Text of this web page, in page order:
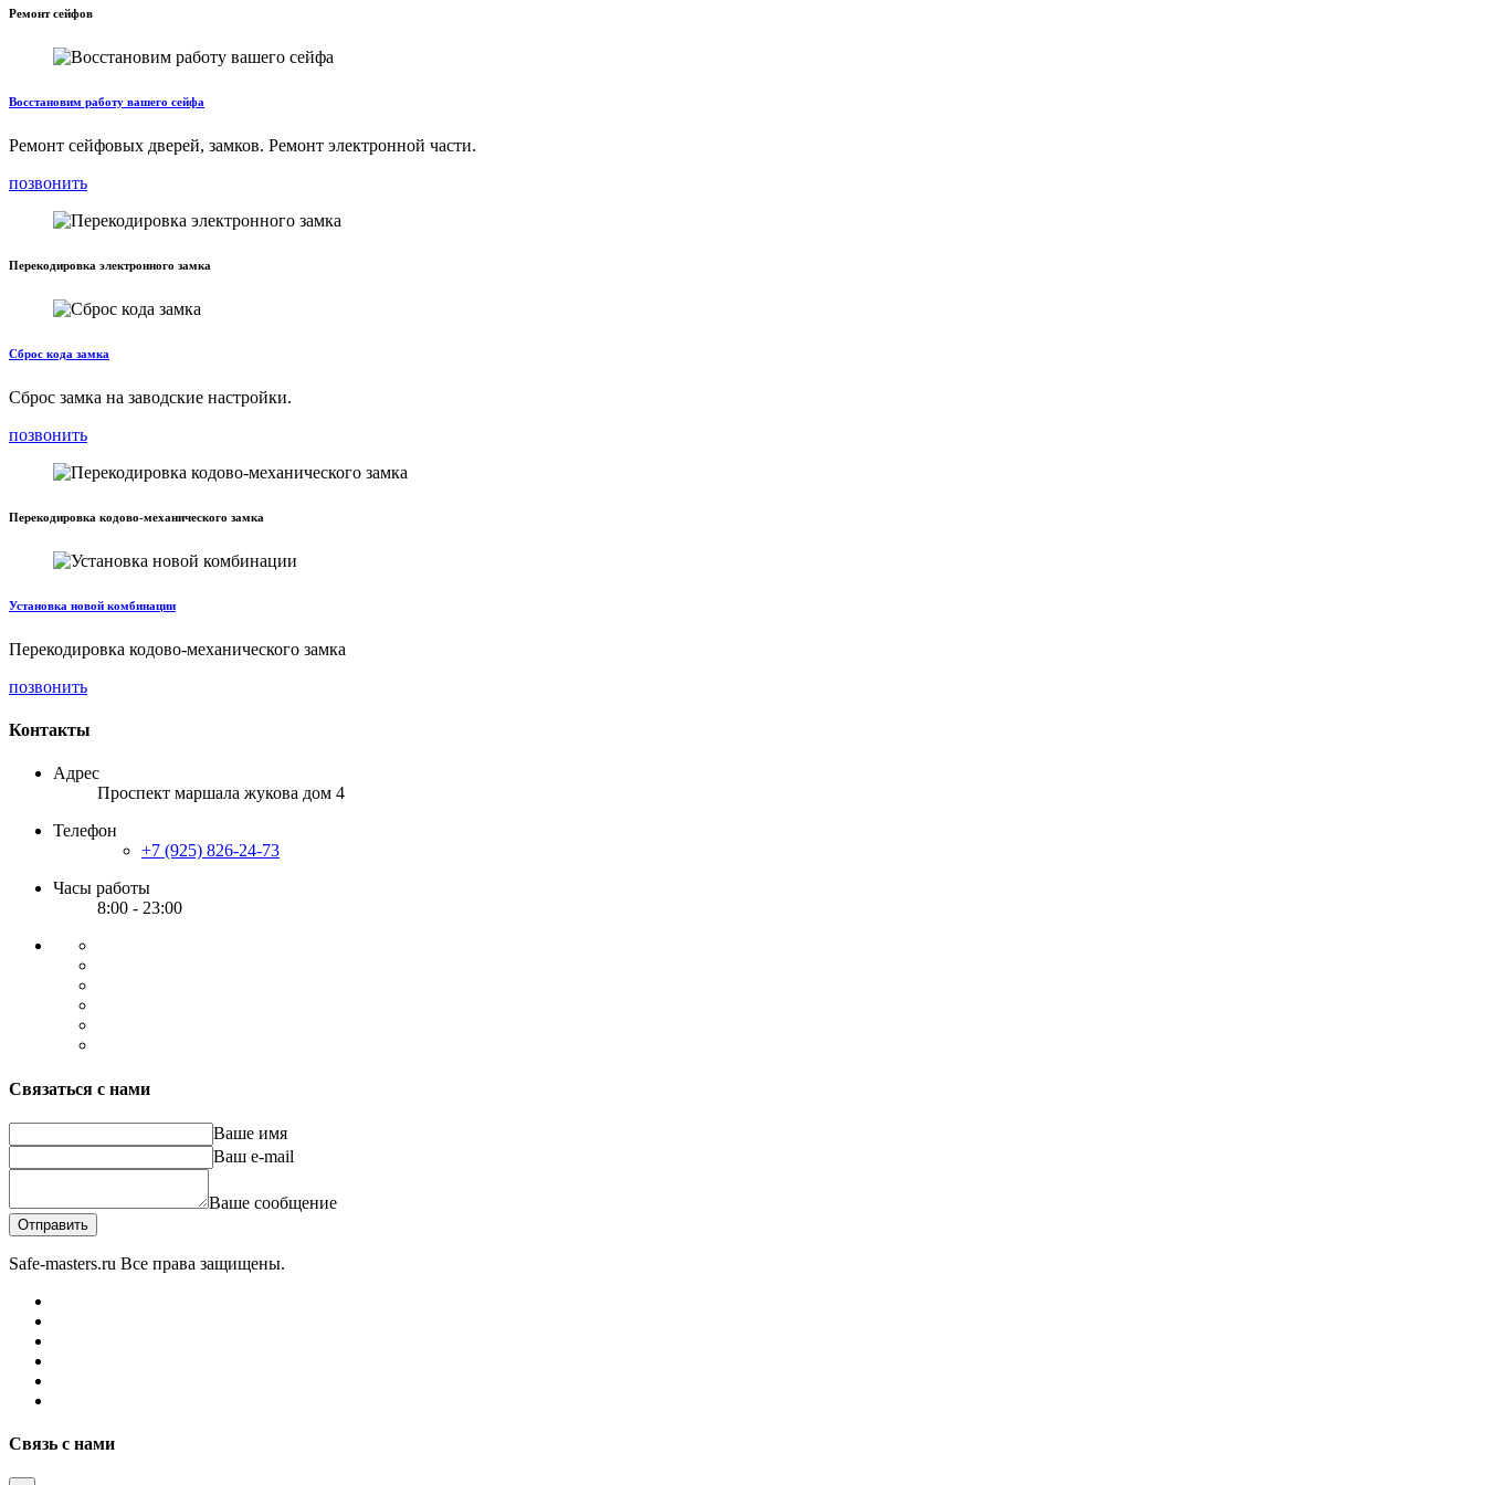
Ремонт сейфов
Восстановим работу вашего сейфа
Ремонт сейфовых дверей, замков. Ремонт электронной части.
позвонить
Перекодировка электронного замка
Сброс кода замка
Сброс замка на заводские настройки.
позвонить
Перекодировка кодово-механического замка
Установка новой комбинации
Перекодировка кодово-механического замка
позвонить
Контакты
Адрес
Проспект маршала жукова дом 4
Телефон
+7 (925) 826-24-73
Часы работы
8:00 - 23:00
Связаться с нами
Ваше имя
Ваш e-mail
Ваше сообщение
Отправить
Safe-masters.ru Все права защищены.
Связь с нами